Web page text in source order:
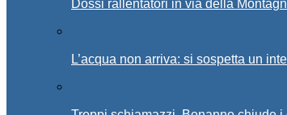
Dossi rallentatori in via della
L’acqua non arriva: si sospetta un